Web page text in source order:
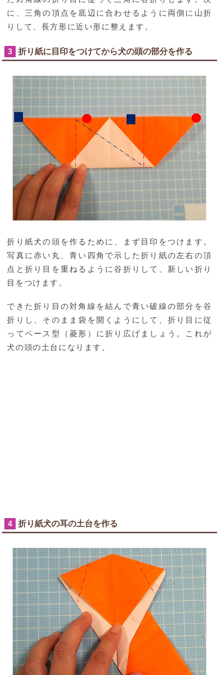
に、三角の頂点を底辺に合わせるように両側に山折
りして、長方形に近い形に整えます。
3 折り紙に目印をつけてから犬の頭の部分を作る
折り紙犬の頭を作るために、まず目印をつけます。
写真に赤い丸、青い四角で示した折り紙の左右の頂
点と折り目を重ねるように谷折りして、新しい折り
目をつけます。
できた折り目の対角線を結んで青い破線の部分を谷
折りし、そのまま袋を開くようにして、折り目に従
ってベース型（菱形）に折り広げましょう。これが
犬の頭の土台になります。
4 折り紙犬の耳の土台を作る